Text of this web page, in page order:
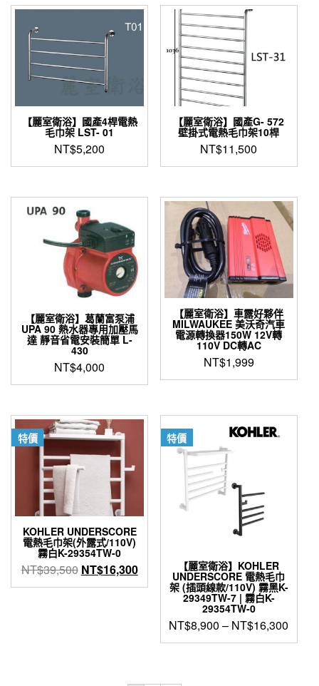
【麗室衛浴】國產4桿電熱
毛巾架 LST- 01
NT$5,200
【麗室衛浴】國產G- 572
壁掛式電熱毛巾架10桿
NT$11,500
【麗室衛浴】葛蘭富泵浦
UPA 90 熱水器專用加壓馬
達 靜音省電安裝簡單 L-
430
NT$4,000
【麗室衛浴】車露好夥伴
MILWAUKEE 美沃奇汽車
電源轉換器150W 12V轉
110V DC轉AC
NT$1,999
特價
KOHLER UNDERSCORE
電熱毛巾架(外露式/110V)
霧白K-29354TW-0
NT$39,500 原
始
NT$16,300目
前
NT$16,300。
特價
【麗室衛浴】KOHLER
UNDERSCORE 電熱毛巾
架 (插頭線款/110V) 霧黑K-
29349TW-7 | 霧白K-
29354TW-0
NT$8,900 – NT$16,300
此